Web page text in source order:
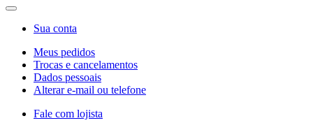
Sua conta
Meus pedidos
Trocas e cancelamentos
Dados pessoais
Alterar e-mail ou telefone
Fale com lojista